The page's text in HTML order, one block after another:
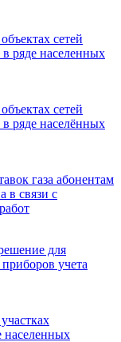
сетей
в ряде населенных
сетей
в ряде населённых
газа абонентам
в связи с
для
учета
населенных